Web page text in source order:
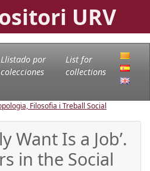
URV
Llistado por
colecciones
List for
collections
Filosofia i Treball Social
Want Is a Job’.
in the Social